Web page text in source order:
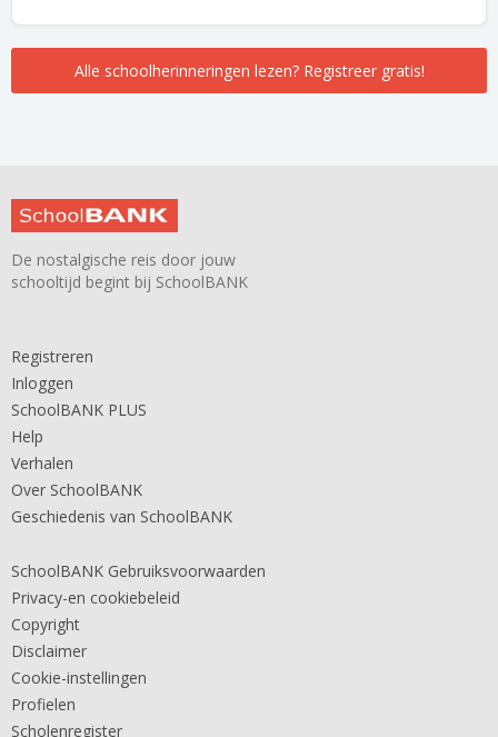
Alle schoolherinneringen lezen? Registreer gratis!
De nostalgische reis door jouw
schooltijd begint bij SchoolBANK
Registreren
Inloggen
SchoolBANK PLUS
Help
Verhalen
Over SchoolBANK
Geschiedenis van SchoolBANK
SchoolBANK Gebruiksvoorwaarden
Privacy-en cookiebeleid
Copyright
Disclaimer
Cookie-instellingen
Profielen
Scholenregister